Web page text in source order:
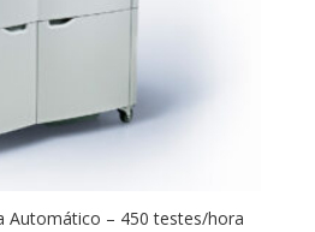
Automático – 450 testes/hora